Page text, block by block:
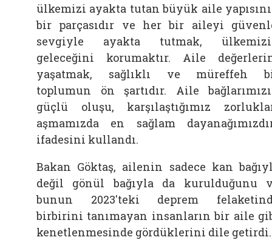
ülkemizi ayakta tutan büyük aile
bir parçasıdır ve her bir aileyi
sevgiyle ayakta tutmak,
geleceğini korumaktır. Aile
yaşatmak, sağlıklı ve müreffeh
toplumun ön şartıdır. Aile
güçlü oluşu, karşılaştığımız
aşmamızda en sağlam
ifadesini kullandı.
Bakan Göktaş, ailenin sadece kan
değil gönül bağıyla da kurulduğunu
bunun 2023'teki deprem
birbirini tanımayan insanların bir aile
kenetlenmesinde gördüklerini dile getirdi.